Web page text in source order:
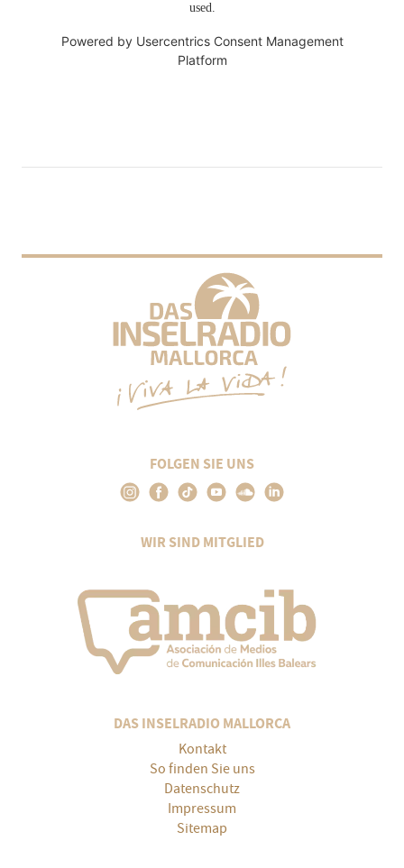
used.
Powered by Usercentrics Consent Management
Platform
FOLGEN SIE UNS
WIR SIND MITGLIED
DAS INSELRADIO MALLORCA
Kontakt
So finden Sie uns
Datenschutz
Impressum
Sitemap